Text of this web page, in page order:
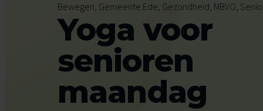
Openingstijden
Tickets en reserveren
Tarieven
Ons aanbod voor jou
Lokaal Sportakkoord
Meedoen
Algemene voorwaarden
Tarieven
Veelgestelde vragen
Bewegen, Gemeente Ede, Gezondheid, MBVO,
Yoga voor
senioren
maandag